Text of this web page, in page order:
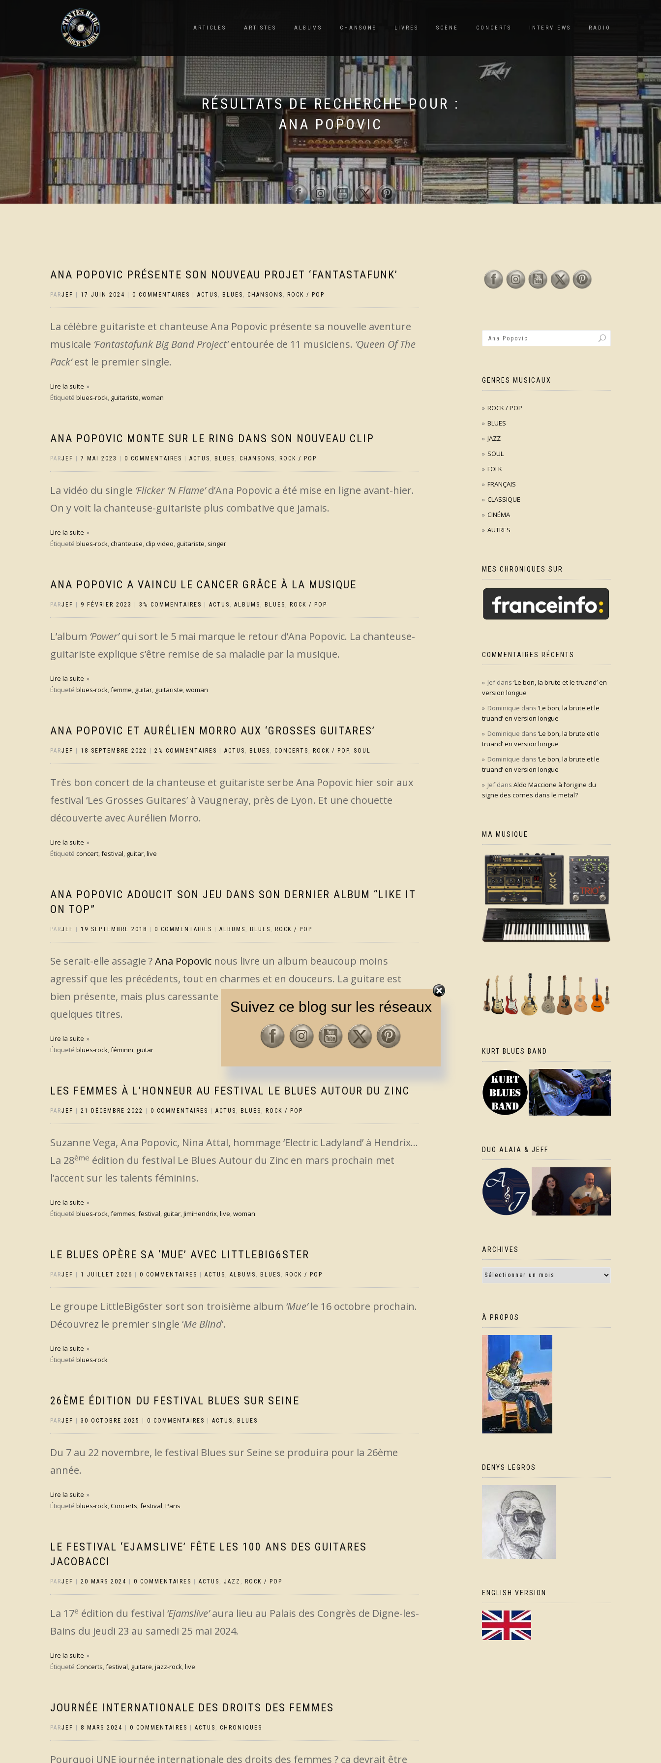
ARTICLES ARTISTES ALBUMS CHANSONS LIVRES SCÈNE CONCERTS INTERVIEWS RADIO
RÉSULTATS DE RECHERCHE POUR :
ANA POPOVIC
ANA POPOVIC PRÉSENTE SON NOUVEAU PROJET ‘FANTASTAFUNK’
PARJEF 17 JUIN 2024 0 COMMENTAIRES ACTUS , BLUES , CHANSONS , ROCK / POP
La célèbre guitariste et chanteuse Ana Popovic présente sa nouvelle aventure
musicale ‘Fantastafunk Big Band Project’entourée de 11 musiciens. ‘Queen Of The
Pack’est le premier single.
Lire la suite
Étiqueté blues-rock, guitariste,woman
ANA POPOVIC MONTE SUR LE RING DANS SON NOUVEAU CLIP
PARJEF 7 MAI 2023 0 COMMENTAIRES ACTUS , BLUES , CHANSONS , ROCK / POP
La vidéo du single ‘Flicker ‘N Flame’d’Ana Popovic a été mise en ligne avant-hier.
On y voit la chanteuse-guitariste plus combative que jamais.
Lire la suite
Étiqueté blues-rock,chanteuse,clip video, guitariste, singer
ANA POPOVIC A VAINCU LE CANCER GRÂCE À LA MUSIQUE
PARJEF 9 FÉVRIER 2023 3% COMMENTAIRES ACTUS , ALBUMS , BLUES , ROCK / POP
L’album ‘Power’qui sort le 5 mai marque le retour d’Ana Popovic. La chanteuse-
guitariste explique s’être remise de sa maladie par la musique.
Lire la suite
Étiqueté blues-rock,femme, guitar, guitariste,woman
ANA POPOVIC ET AURÉLIEN MORRO AUX ‘GROSSES GUITARES’
PARJEF 18 SEPTEMBRE 2022 2% COMMENTAIRES ACTUS , BLUES , CONCERTS , ROCK / POP, SOUL
Très bon concert de la chanteuse et guitariste serbe Ana Popovic hier soir aux
festival ‘Les Grosses Guitares’ à Vaugneray, près de Lyon. Et une chouette
découverte avec Aurélien Morro.
Lire la suite
Étiqueté concert,festival, guitar,live
ANA POPOVIC ADOUCIT SON JEU DANS SON DERNIER ALBUM “LIKE IT
ON TOP”
PARJEF 19 SEPTEMBRE 2018 0 COMMENTAIRES ALBUMS , BLUES , ROCK / POP
Se serait-elle assagie ?Ana Popovic nous livre un album beaucoup moins
agressif que les précédents, tout en charmes et en douceurs. La guitare est
bien présente, mais plus caressante qu’à l’accoutumée. Venez découvrir
quelques titres.
Lire la suite
Étiqueté blues-rock,féminin, guitar
LES FEMMES À L’HONNEUR AU FESTIVAL LE BLUES AUTOUR DU ZINC
PARJEF 21 DÉCEMBRE 2022 0 COMMENTAIRES ACTUS , BLUES , ROCK / POP
Suzanne Vega, Ana Popovic, Nina Attal, hommage ‘Electric Ladyland’ à Hendrix…
La 28ème édition du festival Le Blues Autour du Zinc en mars prochain met
l’accent sur les talents féminins.
Lire la suite
Étiqueté blues-rock,femmes,festival, guitar,JimiHendrix,live,woman
LE BLUES OPÈRE SA ‘MUE’ AVEC LITTLEBIG6STER
PARJEF 1 JUILLET 2026 0 COMMENTAIRES ACTUS , ALBUMS , BLUES , ROCK / POP
Le groupe LittleBig6ster sort son troisième album ‘Mue’le 16 octobre prochain.
Découvrez le premier single ‘Me Blind‘.
Lire la suite
Étiqueté blues-rock
26ÈME ÉDITION DU FESTIVAL BLUES SUR SEINE
PARJEF 30 OCTOBRE 2025 0 COMMENTAIRES ACTUS , BLUES
Du 7 au 22 novembre, le festival Blues sur Seine se produira pour la 26ème
année.
Lire la suite
Étiqueté blues-rock,Concerts,festival,Paris
LE FESTIVAL ‘EJAMSLIVE’ FÊTE LES 100 ANS DES GUITARES
JACOBACCI
PARJEF 20 MARS 2024 0 COMMENTAIRES ACTUS , JAZZ , ROCK / POP
La 17e édition du festival ‘Ejamslive’aura lieu au Palais des Congrès de Digne-les-
Bains du jeudi 23 au samedi 25 mai 2024.
Lire la suite
Étiqueté Concerts,festival, guitare,jazz-rock,live
JOURNÉE INTERNATIONALE DES DROITS DES FEMMES
PARJEF 8 MARS 2024 0 COMMENTAIRES ACTUS , CHRONIQUES
Pourquoi UNE journée internationale des droits des femmes ? ça devrait être
GENRES MUSICAUX
ROCK / POP
BLUES
JAZZ
SOUL
FOLK
FRANÇAIS
CLASSIQUE
CINÉMA
AUTRES
MES CHRONIQUES SUR
COMMENTAIRES RÉCENTS
Jefdans ‘Le bon, la brute et le truand’ en
version longue
Dominique dans ‘Le bon, la brute et le
truand’ en version longue
Dominique dans ‘Le bon, la brute et le
truand’ en version longue
Dominique dans ‘Le bon, la brute et le
truand’ en version longue
Jefdans Aldo Maccione à l’origine du
signe des cornes dans le metal?
MA MUSIQUE
KURT BLUES BAND
DUO ALAIA & JEFF
ARCHIVES
À PROPOS
DENYS LEGROS
ENGLISH VERSION
Suivez ce blog sur les réseaux